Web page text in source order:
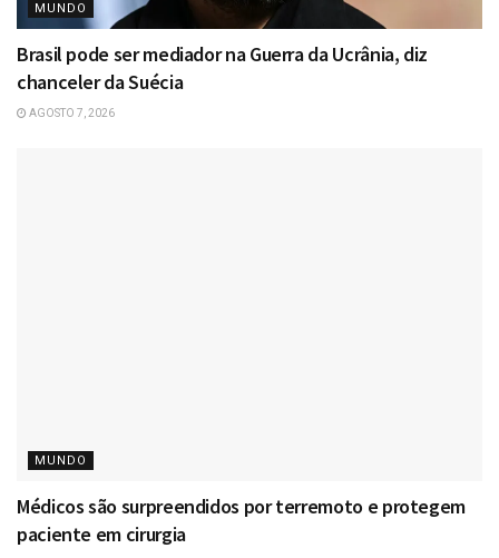
MUNDO
Brasil pode ser mediador na Guerra da Ucrânia, diz
chanceler da Suécia
AGOSTO 7, 2026
MUNDO
Médicos são surpreendidos por terremoto e protegem
paciente em cirurgia